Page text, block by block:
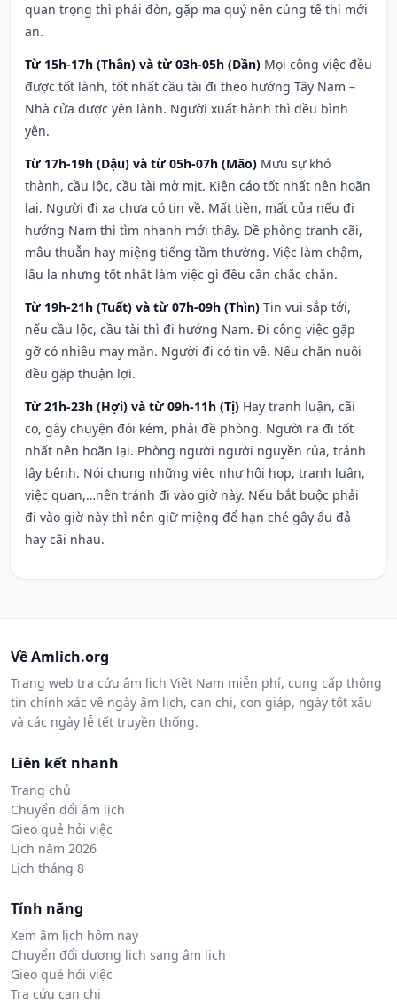
quan trọng thì phải đòn, gặp ma quỷ nên cúng tế thì mới
an.
Từ 15h-17h (Thân) và từ 03h-05h (Dần) Mọi công việc đều
được tốt lành, tốt nhất cầu tài đi theo hướng Tây Nam –
Nhà cửa được yên lành. Người xuất hành thì đều bình
yên.
Từ 17h-19h (Dậu) và từ 05h-07h (Mão) Mưu sự khó
thành, cầu lộc, cầu tài mờ mịt. Kiện cáo tốt nhất nên hoãn
lại. Người đi xa chưa có tin về. Mất tiền, mất của nếu đi
hướng Nam thì tìm nhanh mới thấy. Đề phòng tranh cãi,
mâu thuẫn hay miệng tiếng tầm thường. Việc làm chậm,
lâu la nhưng tốt nhất làm việc gì đều cần chắc chắn.
Từ 19h-21h (Tuất) và từ 07h-09h (Thìn) Tin vui sắp tới,
nếu cầu lộc, cầu tài thì đi hướng Nam. Đi công việc gặp
gỡ có nhiều may mắn. Người đi có tin về. Nếu chăn nuôi
đều gặp thuận lợi.
Từ 21h-23h (Hợi) và từ 09h-11h (Tị) Hay tranh luận, cãi
cọ, gây chuyện đói kém, phải đề phòng. Người ra đi tốt
nhất nên hoãn lại. Phòng người người nguyền rủa, tránh
lây bệnh. Nói chung những việc như hội họp, tranh luận,
việc quan,…nên tránh đi vào giờ này. Nếu bắt buộc phải
đi vào giờ này thì nên giữ miệng để hạn ché gây ẩu đả
hay cãi nhau.
Về Amlich.org
Trang web tra cứu âm lịch Việt Nam miễn phí, cung cấp thông
tin chính xác về ngày âm lịch, can chi, con giáp, ngày tốt xấu
và các ngày lễ tết truyền thống.
Liên kết nhanh
Trang chủ
Chuyển đổi âm lịch
Gieo quẻ hỏi việc
Lịch năm 2026
Lịch tháng 8
Tính năng
Xem âm lịch hôm nay
Chuyển đổi dương lịch sang âm lịch
Gieo quẻ hỏi việc
Tra cứu can chi